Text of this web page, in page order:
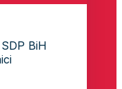
BiH